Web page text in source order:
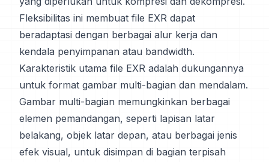
Fleksibilitas ini membuat file EXR dapat
beradaptasi dengan berbagai alur kerja dan
kendala penyimpanan atau bandwidth.
Karakteristik utama file EXR adalah dukungannya
untuk format gambar multi-bagian dan mendalam.
Gambar multi-bagian memungkinkan berbagai
elemen pemandangan, seperti lapisan latar
belakang, objek latar depan, atau berbagai jenis
efek visual, untuk disimpan di bagian terpisah